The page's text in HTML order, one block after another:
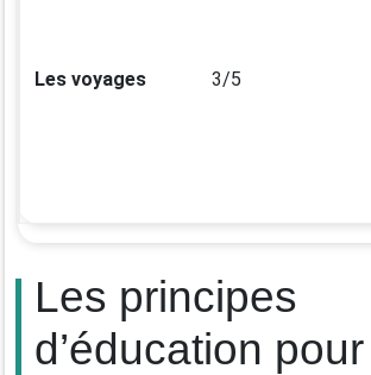
Les voyages 3/5
Les principes
d’éducation